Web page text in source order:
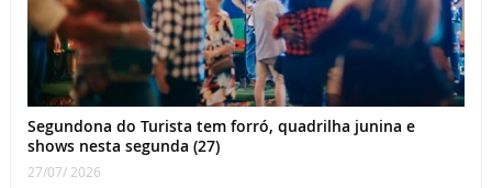
Segundona do Turista tem forró, quadrilha junina e
shows nesta segunda (27)
27/07/ 2026